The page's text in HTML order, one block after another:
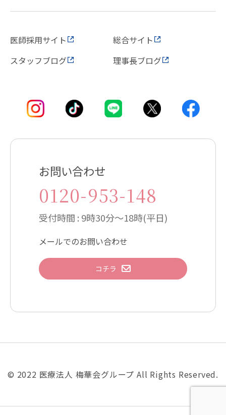
医師採用サイト
スタッフブログ
総合サイト
理事長ブログ
お問い合わせ
0120-953-148
受付時間 : 9時30分～18時(平日)
メールでのお問い合わせ
コチラ
© 2022 医療法人 梅華会グループ All Rights Reserved.